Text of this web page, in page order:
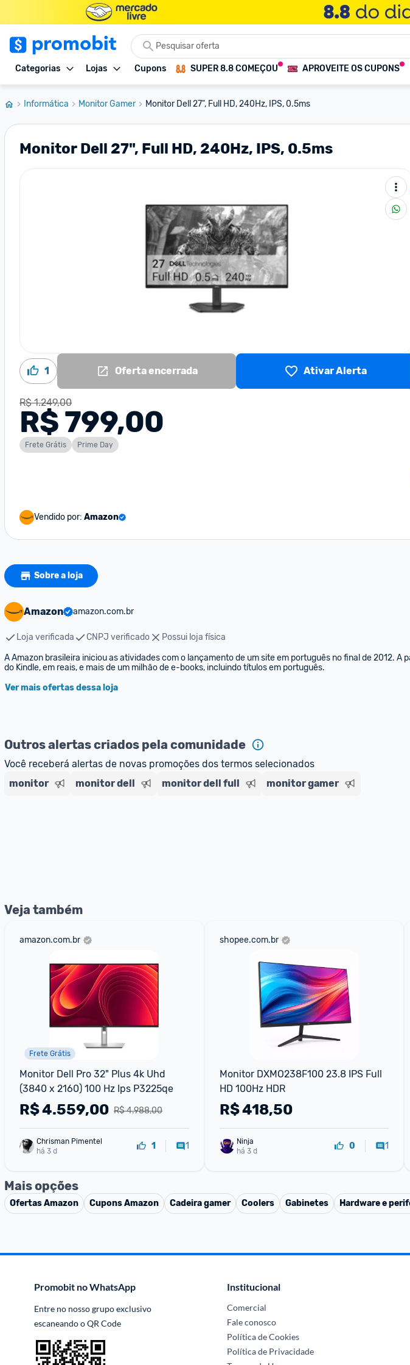
Categorias Lojas Cupons SUPER 8.8 COMEÇOU APROVEITE OS CUPONS
Informática Monitor Gamer Monitor Dell 27", Full HD, 240Hz, IPS, 0.5ms
Monitor Dell 27", Full HD, 240Hz, IPS, 0.5ms
1 Oferta encerrada Ativar Alerta
R$ 1.249,00
R$ 799,00
Frete Grátis Prime Day
Vendido por: Amazon
Sobre a loja
Amazon amazon.com.br
Loja verificada CNPJ verificado
Possui loja física
A Amazon brasileira iniciou as atividades com o lançamento de um site em português no final de 2012. A
do Kindle, em reais, e mais de um milhão de e-books, incluindo títulos em português.
Ver mais ofertas dessa loja
Outros alertas criados pela comunidade
Você receberá alertas de novas promoções dos termos selecionados
monitor
monitor dell monitor dell full monitor gamer
Veja também
amazon.com.br
Frete Grátis
Monitor Dell Pro 32" Plus 4k Uhd
(3840 x 2160) 100 Hz Ips P3225qe
R$ 4.988,00
R$4.559,00
Chrisman Pimentel
há 3 d
1 1
shopee.com.br
Monitor DXMO238F100 23.8 IPS Full
HD 100Hz HDR
R$418,50
há 3 d
0 1
Mais opções
OfertasAmazon CuponsAmazon Cadeira gamer Coolers Gabinetes Hardware e
Promobit no WhatsApp
Entre no nosso grupo exclusivo
escaneando o QR Code
Institucional
Comercial
Fale conosco
Política de Cookies
Política de Privacidade